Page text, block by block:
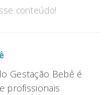
conteúdo!
Gestação Bebê é
profissionais